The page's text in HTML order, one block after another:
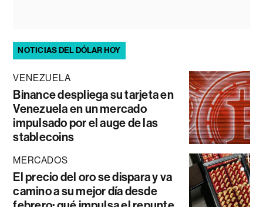
NOTICIAS DEL DÓLAR HOY
VENEZUELA
Binance despliega su tarjeta en
Venezuela en un mercado
impulsado por el auge de las
stablecoins
MERCADOS
El precio del oro se dispara y va
camino a su mejor día desde